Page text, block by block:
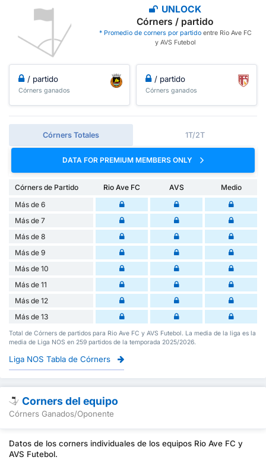
UNLOCK
Córners / partido
* Promedio de corners por partidoentre Rio Ave FC
y AVS Futebol
/ partido
Córners ganados
/ partido
Córners ganados
Córners Totales 1T/2T
DATA FOR PREMIUM MEMBERS ONLY
Córners de Partido Rio Ave FC AVS
Medio
Más de 6
Más de 7
Más de 8
Más de 9
Más de 10
Más de 11
Más de 12
Más de 13
Total de Córners de partidos para Rio Ave FC y AVS Futebol. La media de la liga es la
media de Liga NOS en 259 partidos de la temporada 2025/2026.
Liga NOS Tabla de Córners
Corners del equipo
Córners Ganados/Oponente
Datos de los corners individuales de los equipos Rio Ave FC y
AVS Futebol.